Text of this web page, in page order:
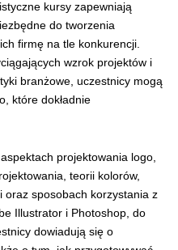
kursy zapewniają
do tworzenia
firmę na tle konkurencji.
wzrok projektów i
branżowe, uczestnicy mogą
które dokładnie
projektowania logo,
teorii kolorów,
oraz sposobach korzystania z
Illustrator i Photoshop, do
dowiadują się o